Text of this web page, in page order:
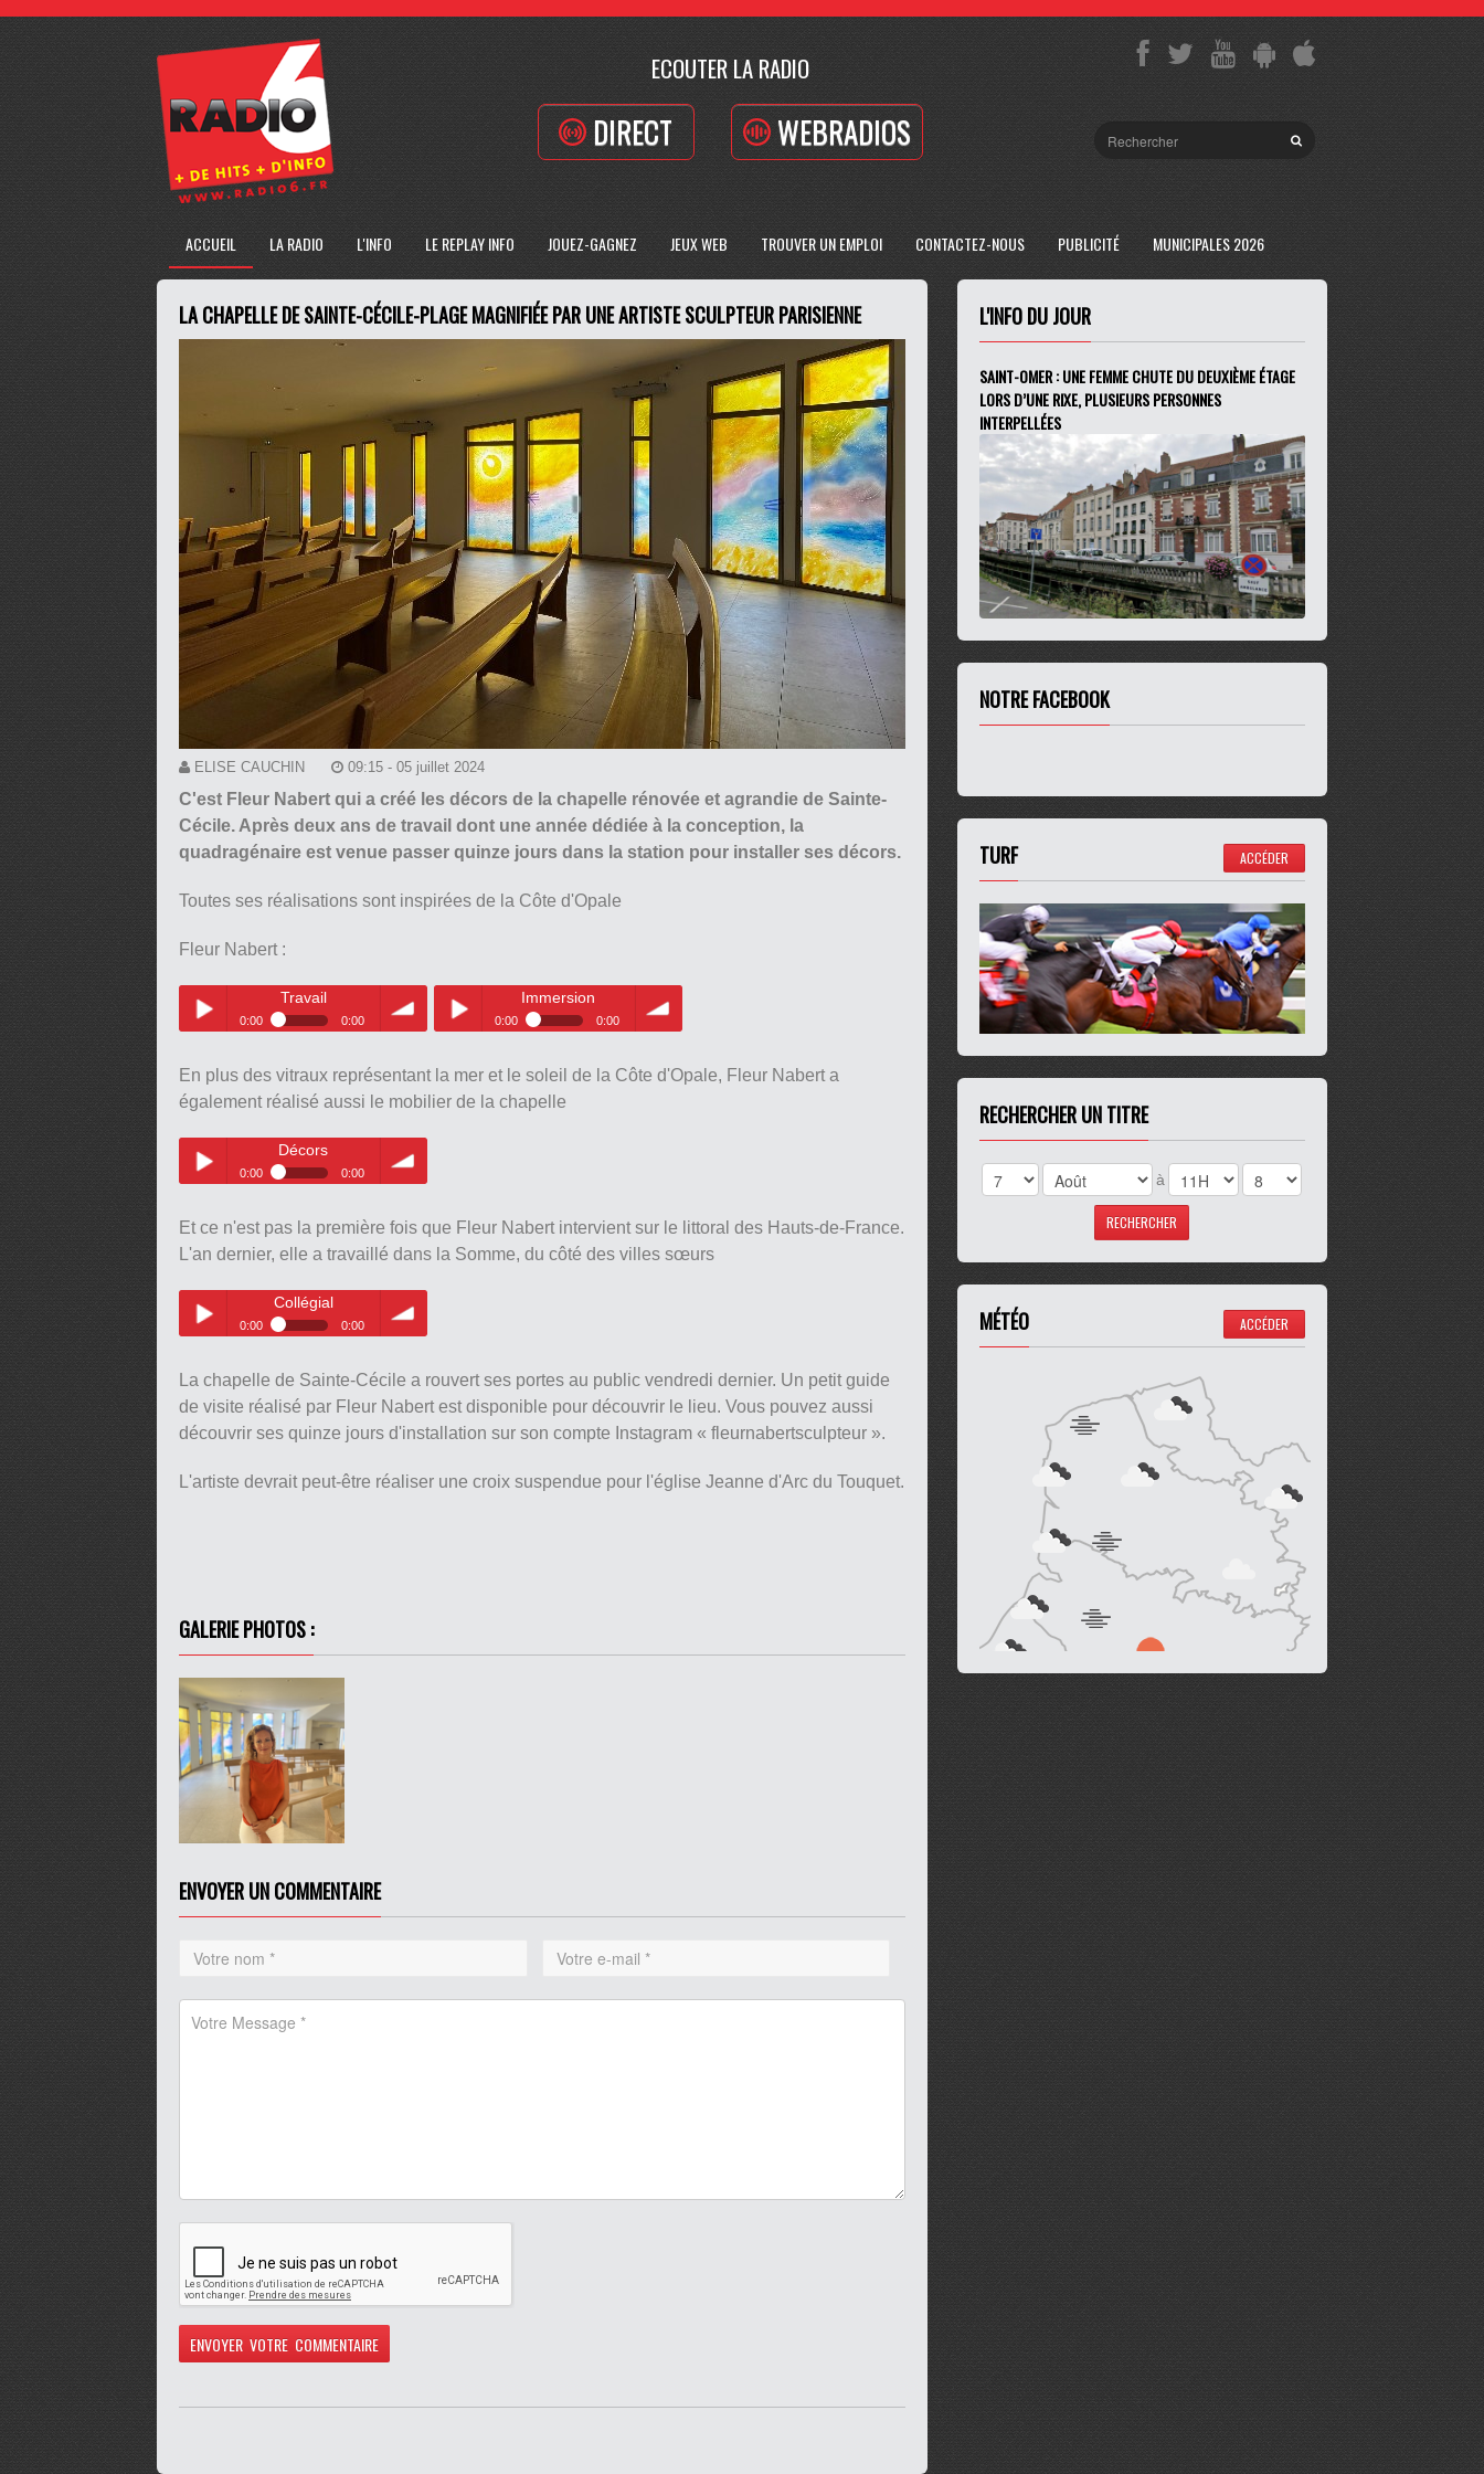
ECOUTER LA RADIO
DIRECT WEBRADIOS
ACCUEIL LA RADIO L'INFO LE REPLAY INFO JOUEZ-GAGNEZ JEUX WEB TROUVER UN EMPLOI CONTACTEZ-NOUS PUBLICITÉ MUNICIPALES 2026
LA CHAPELLE DE SAINTE-CÉCILE-PLAGE MAGNIFIÉE PAR UNE ARTISTE SCULPTEUR PARISIENNE
ELISE CAUCHIN 09:15 - 05 juillet 2024
C'est Fleur Nabert qui a créé les décors de la chapelle rénovée et agrandie de Sainte-
Cécile. Après deux ans de travail dont une année dédiée à la conception, la
quadragénaire est venue passer quinze jours dans la station pour installer ses décors.
Toutes ses réalisations sont inspirées de la Côte d'Opale
Fleur Nabert :
Play /
pause
Travail
0:00 0:00
volume Play /
pause
Immersion
0:00 0:00
volume
En plus des vitraux représentant la mer et le soleil de la Côte d'Opale, Fleur Nabert a
également réalisé aussi le mobilier de la chapelle
Play /
pause
Décors
0:00 0:00
volume
Et ce n'est pas la première fois que Fleur Nabert intervient sur le littoral des Hauts-de-France.
L'an dernier, elle a travaillé dans la Somme, du côté des villes sœurs
Play /
Collégial
0:00 0:00
volume
La chapelle de Sainte-Cécile a rouvert ses portes au public vendredi dernier. Un petit guide
de visite réalisé par Fleur Nabert est disponible pour découvrir le lieu. Vous pouvez aussi
découvrir ses quinze jours d'installation sur son compte Instagram « fleurnabertsculpteur ».
L'artiste devrait peut-être réaliser une croix suspendue pour l'église Jeanne d'Arc du Touquet.
GALERIE PHOTOS :
ENVOYER UN COMMENTAIRE
L'INFO DU JOUR
SAINT-OMER : UNE FEMME CHUTE DU DEUXIÈME ÉTAGE
LORS D’UNE RIXE, PLUSIEURS PERSONNES
INTERPELLÉES
NOTRE FACEBOOK
TURF ACCÉDER
RECHERCHER UN TITRE
à
MÉTÉO ACCÉDER